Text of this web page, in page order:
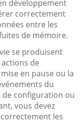
développement
correctement
entre les
de mémoire.
se produisent
de
en pause ou la
du
de configuration ou
vous devez
les